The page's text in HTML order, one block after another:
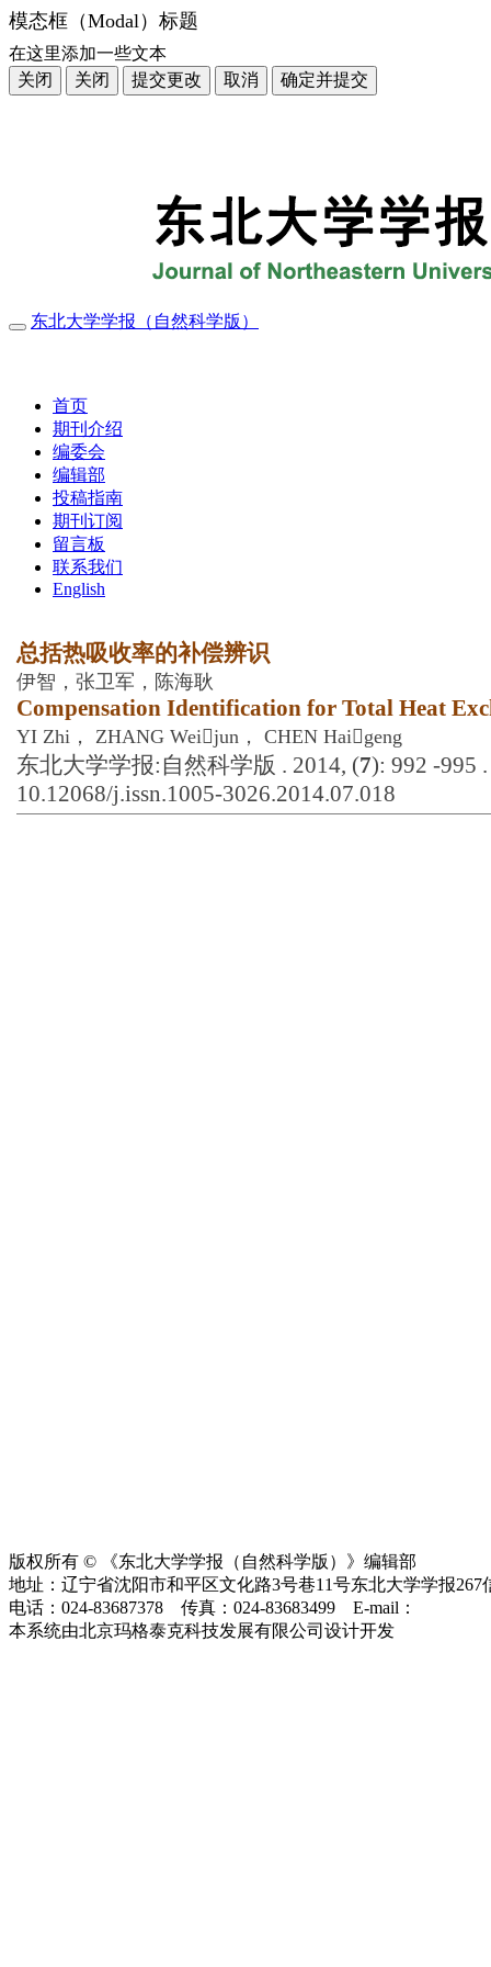
模态框（Modal）标题
在这里添加一些文本
关闭
关闭 提交更改 取消 确定并提交
导
东北大学学报（自然科学版）
首页
期刊介绍
编委会
编辑部
投稿指南
期刊订阅
留言板
联系我们
English
总括热吸收率的补偿辨识
伊智，张卫军，陈海耿
Compensation Identification for Total Heat
YI Zhi， ZHANG Weijun， CHEN Haigeng
东北大学学报:自然科学版 . 2014, (7): 992 -995
10.12068/j.issn.1005-3026.2014.07.018
版权所有 © 《东北大学学报（自然科学版）》编辑部
地址：辽宁省沈阳市和平区文化路3号巷11号东北大学学报
电话：024-83687378 传真：024-83683499 E-mail：
本系统由北京玛格泰克科技发展有限公司设计开发